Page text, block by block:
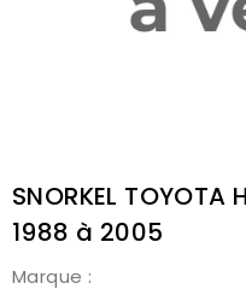
SNORKEL TOYOTA
1988 à 2005
Marque :